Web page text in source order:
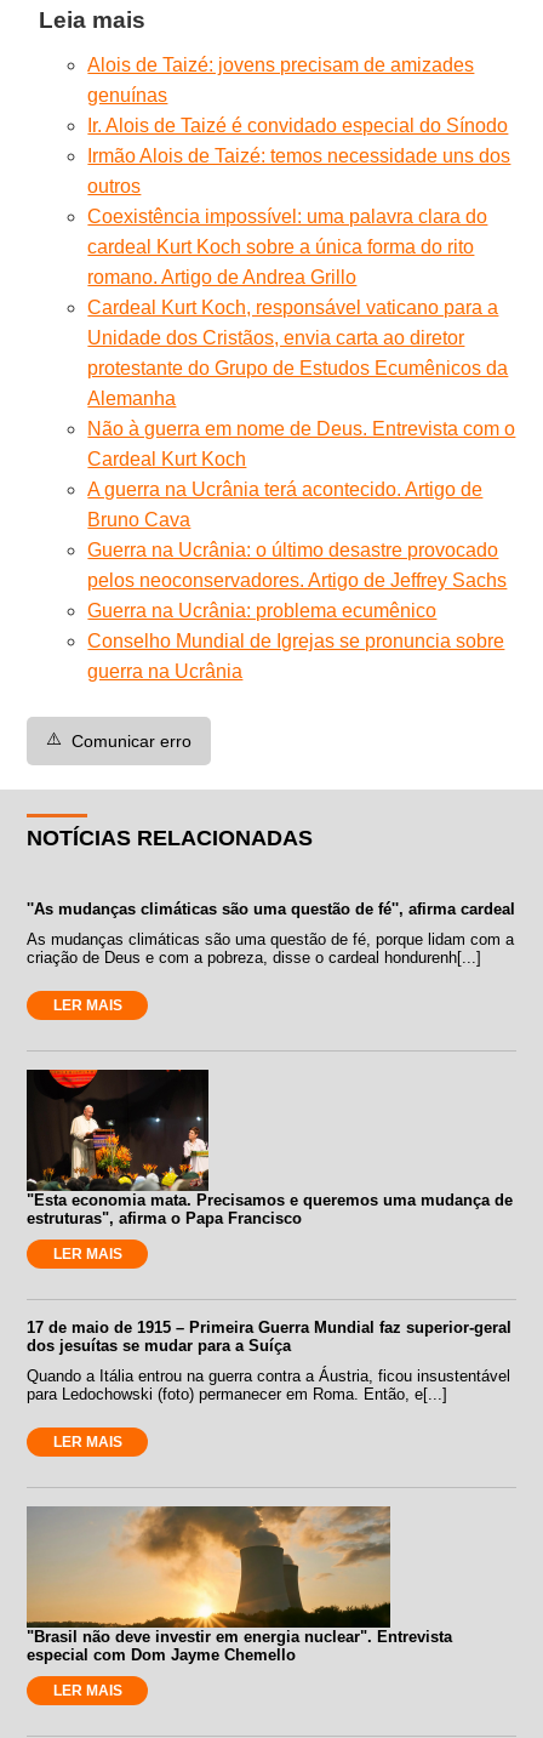
Leia mais
Alois de Taizé: jovens precisam de amizades
genuínas
Ir. Alois de Taizé é convidado especial do Sínodo
Irmão Alois de Taizé: temos necessidade uns dos
outros
Coexistência impossível: uma palavra clara do
cardeal Kurt Koch sobre a única forma do rito
romano. Artigo de Andrea Grillo
Cardeal Kurt Koch, responsável vaticano para a
Unidade dos Cristãos, envia carta ao diretor
protestante do Grupo de Estudos Ecumênicos da
Alemanha
Não à guerra em nome de Deus. Entrevista com o
Cardeal Kurt Koch
A guerra na Ucrânia terá acontecido. Artigo de
Bruno Cava
Guerra na Ucrânia: o último desastre provocado
pelos neoconservadores. Artigo de Jeffrey Sachs
Guerra na Ucrânia: problema ecumênico
Conselho Mundial de Igrejas se pronuncia sobre
guerra na Ucrânia
⚠️ Comunicar erro
NOTÍCIAS RELACIONADAS
''As mudanças climáticas são uma questão de fé'', afirma cardeal
As mudanças climáticas são uma questão de fé, porque lidam com a
criação de Deus e com a pobreza, disse o cardeal hondurenh[...]
LER MAIS
"Esta economia mata. Precisamos e queremos uma mudança de
estruturas", afirma o Papa Francisco
LER MAIS
17 de maio de 1915 – Primeira Guerra Mundial faz superior-geral
dos jesuítas se mudar para a Suíça
Quando a Itália entrou na guerra contra a Áustria, ficou insustentável
para Ledochowski (foto) permanecer em Roma. Então, e[...]
LER MAIS
"Brasil não deve investir em energia nuclear". Entrevista
especial com Dom Jayme Chemello
LER MAIS